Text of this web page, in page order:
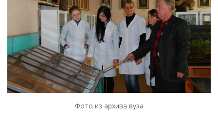
Фото из архива вуза